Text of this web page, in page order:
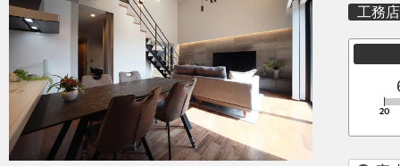
工務店